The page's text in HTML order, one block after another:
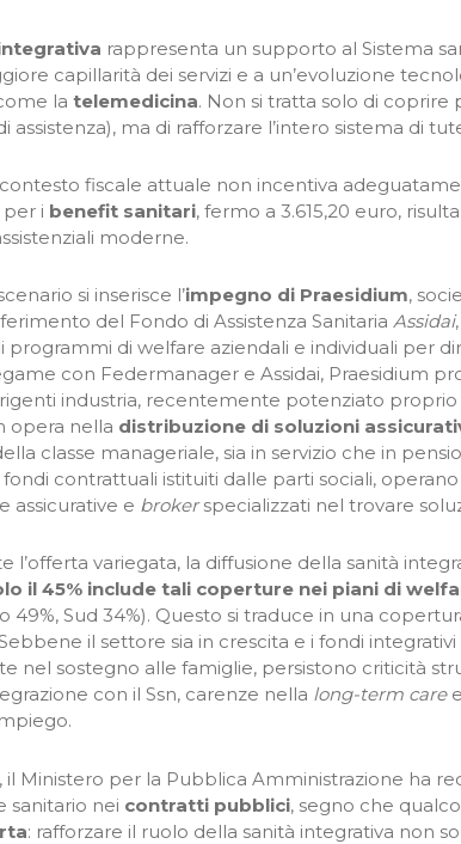
rappresenta un supporto al Sistema
capillarità dei servizi e a un’evoluzione
la telemedicina. Non si tratta solo di coprire
assistenza), ma di rafforzare l’intero sistema di
fiscale attuale non incentiva
i benefit sanitari, fermo a 3.615,20 euro,
moderne.
si inserisce l’impegno di Praesidium,
del Fondo di Assistenza Sanitaria Assidai
programmi di welfare aziendali e individuali per
con Federmanager e Assidai, Praesidium
industria, recentemente potenziato
opera nella distribuzione di soluzioni
classe manageriale, sia in servizio che in
contrattuali istituiti dalle parti sociali, operano
assicurative e brokerspecializzati nel trovare
l’offerta variegata, la diffusione della sanità
il 45% include tali coperture nei piani di
49%, Sud 34%). Questo si traduce in una
il settore sia in crescita e i fondi
nel sostegno alle famiglie, persistono criticità
con il Ssn, carenze nella long-term care
il Ministero per la Pubblica Amministrazione ha
sanitario nei contratti pubblici, segno che
: rafforzare il ruolo della sanità integrativa non